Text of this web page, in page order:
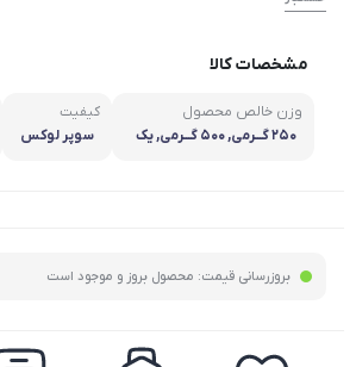
مشخصات کالا
وزن خالص محصول
250 گـــرمی, 500 گـــرمی, یک
کیفیت
سوپر لوکس
بروزرسانی قیمت: محصول بروز و موجود است